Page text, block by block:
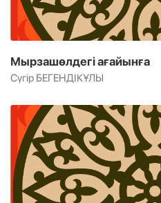
Мырзашөлдегі ағайынға
Сүгір БЕГЕНДІКҰЛЫ